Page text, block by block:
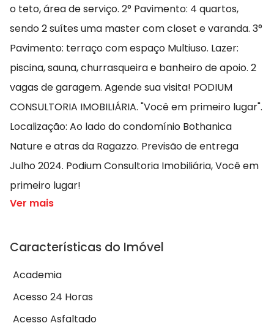
o teto, área de serviço. 2° Pavimento: 4 quartos,
sendo 2 suítes uma master com closet e varanda. 3°
Pavimento: terraço com espaço Multiuso. Lazer:
piscina, sauna, churrasqueira e banheiro de apoio. 2
vagas de garagem. Agende sua visita! PODIUM
CONSULTORIA IMOBILIÁRIA. "Você em primeiro lugar".
Localização: Ao lado do condomínio Bothanica
Nature e atras da Ragazzo. Previsão de entrega
Julho 2024. Podium Consultoria Imobiliária, Você em
primeiro lugar!
Ver mais
Características do Imóvel
Academia
Acesso 24 Horas
Acesso Asfaltado